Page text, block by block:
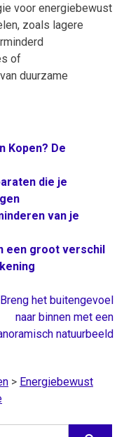
voor energiebewust
zoals lagere
of
duurzame
Kopen? De
die je
van je
een groot verschil
Breng het buitengevoel
naar binnen met een
natuurbeeld
> Energiebewust